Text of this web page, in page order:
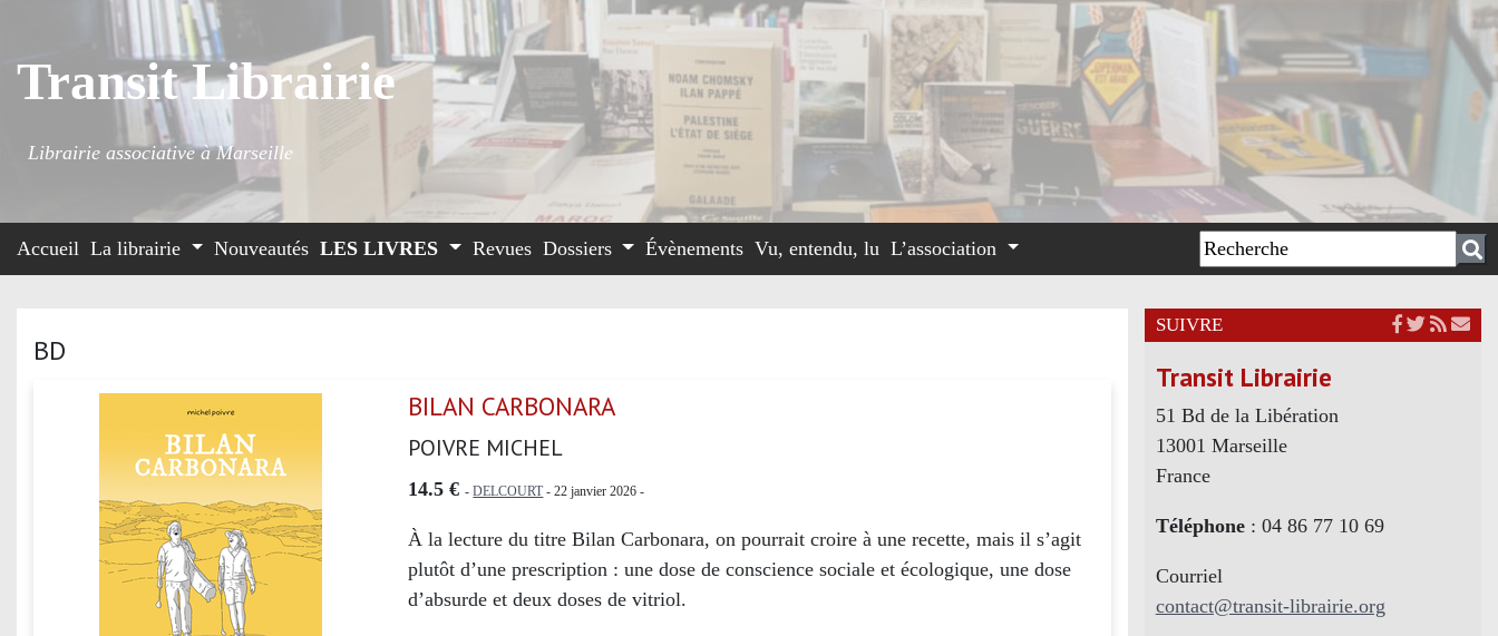
Transit Librairie
Librairie associative à Marseille
Accueil La librairie Nouveautés LES LIVRES Revues Dossiers Évènements Vu, entendu, lu L’association
BD
BILAN CARBONARA
POIVRE MICHEL
14.5 € -DELCOURT- 22 janvier 2026 -
À la lecture du titre Bilan Carbonara, on pourrait croire à une recette, mais il s’agit
plutôt d’une prescription : une dose de conscience sociale et écologique, une dose
d’absurde et deux doses de vitriol.
SUIVRE
Transit Librairie
51 Bd de la Libération
13001 Marseille
France
Téléphone: 04 86 77 10 69
Courriel
contact@transit-librairie.org